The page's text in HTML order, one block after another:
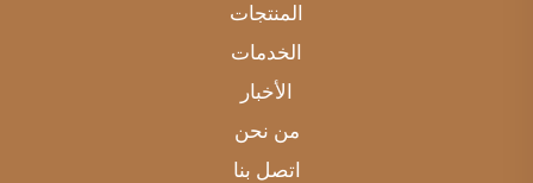
المنتجات
الخدمات
الأخبار
من نحن
اتصل بنا